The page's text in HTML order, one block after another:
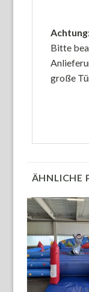
Bitte
große
ÄHNLICHE